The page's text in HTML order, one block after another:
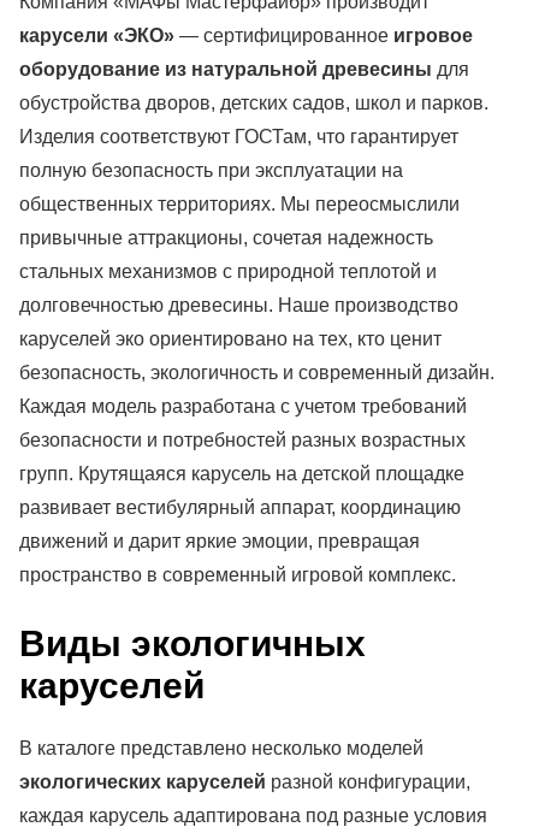
карусели «ЭКО» — сертифицированное игровое
оборудование из натуральной древесины для
обустройства дворов, детских садов, школ и парков.
Изделия соответствуют ГОСТам, что гарантирует
полную безопасность при эксплуатации на
общественных территориях. Мы переосмыслили
привычные аттракционы, сочетая надежность
стальных механизмов с природной теплотой и
долговечностью древесины. Наше производство
каруселей эко ориентировано на тех, кто ценит
безопасность, экологичность и современный дизайн.
Каждая модель разработана с учетом требований
безопасности и потребностей разных возрастных
групп. Крутящаяся карусель на детской площадке
развивает вестибулярный аппарат, координацию
движений и дарит яркие эмоции, превращая
пространство в современный игровой комплекс.
Виды экологичных
каруселей
В каталоге представлено несколько моделей
экологических каруселей разной конфигурации,
каждая карусель адаптирована под разные условия